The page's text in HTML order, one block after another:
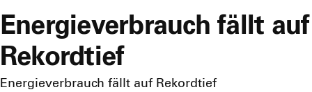
Energieverbrauch fällt auf
Rekordtief
Energieverbrauch fällt auf Rekordtief